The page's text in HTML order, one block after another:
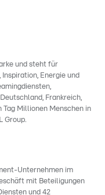
und steht für
Energie und
Frankreich,
Tag Millionen Menschen in
Group.
Unternehmen im
mit Beteiligungen
und 42